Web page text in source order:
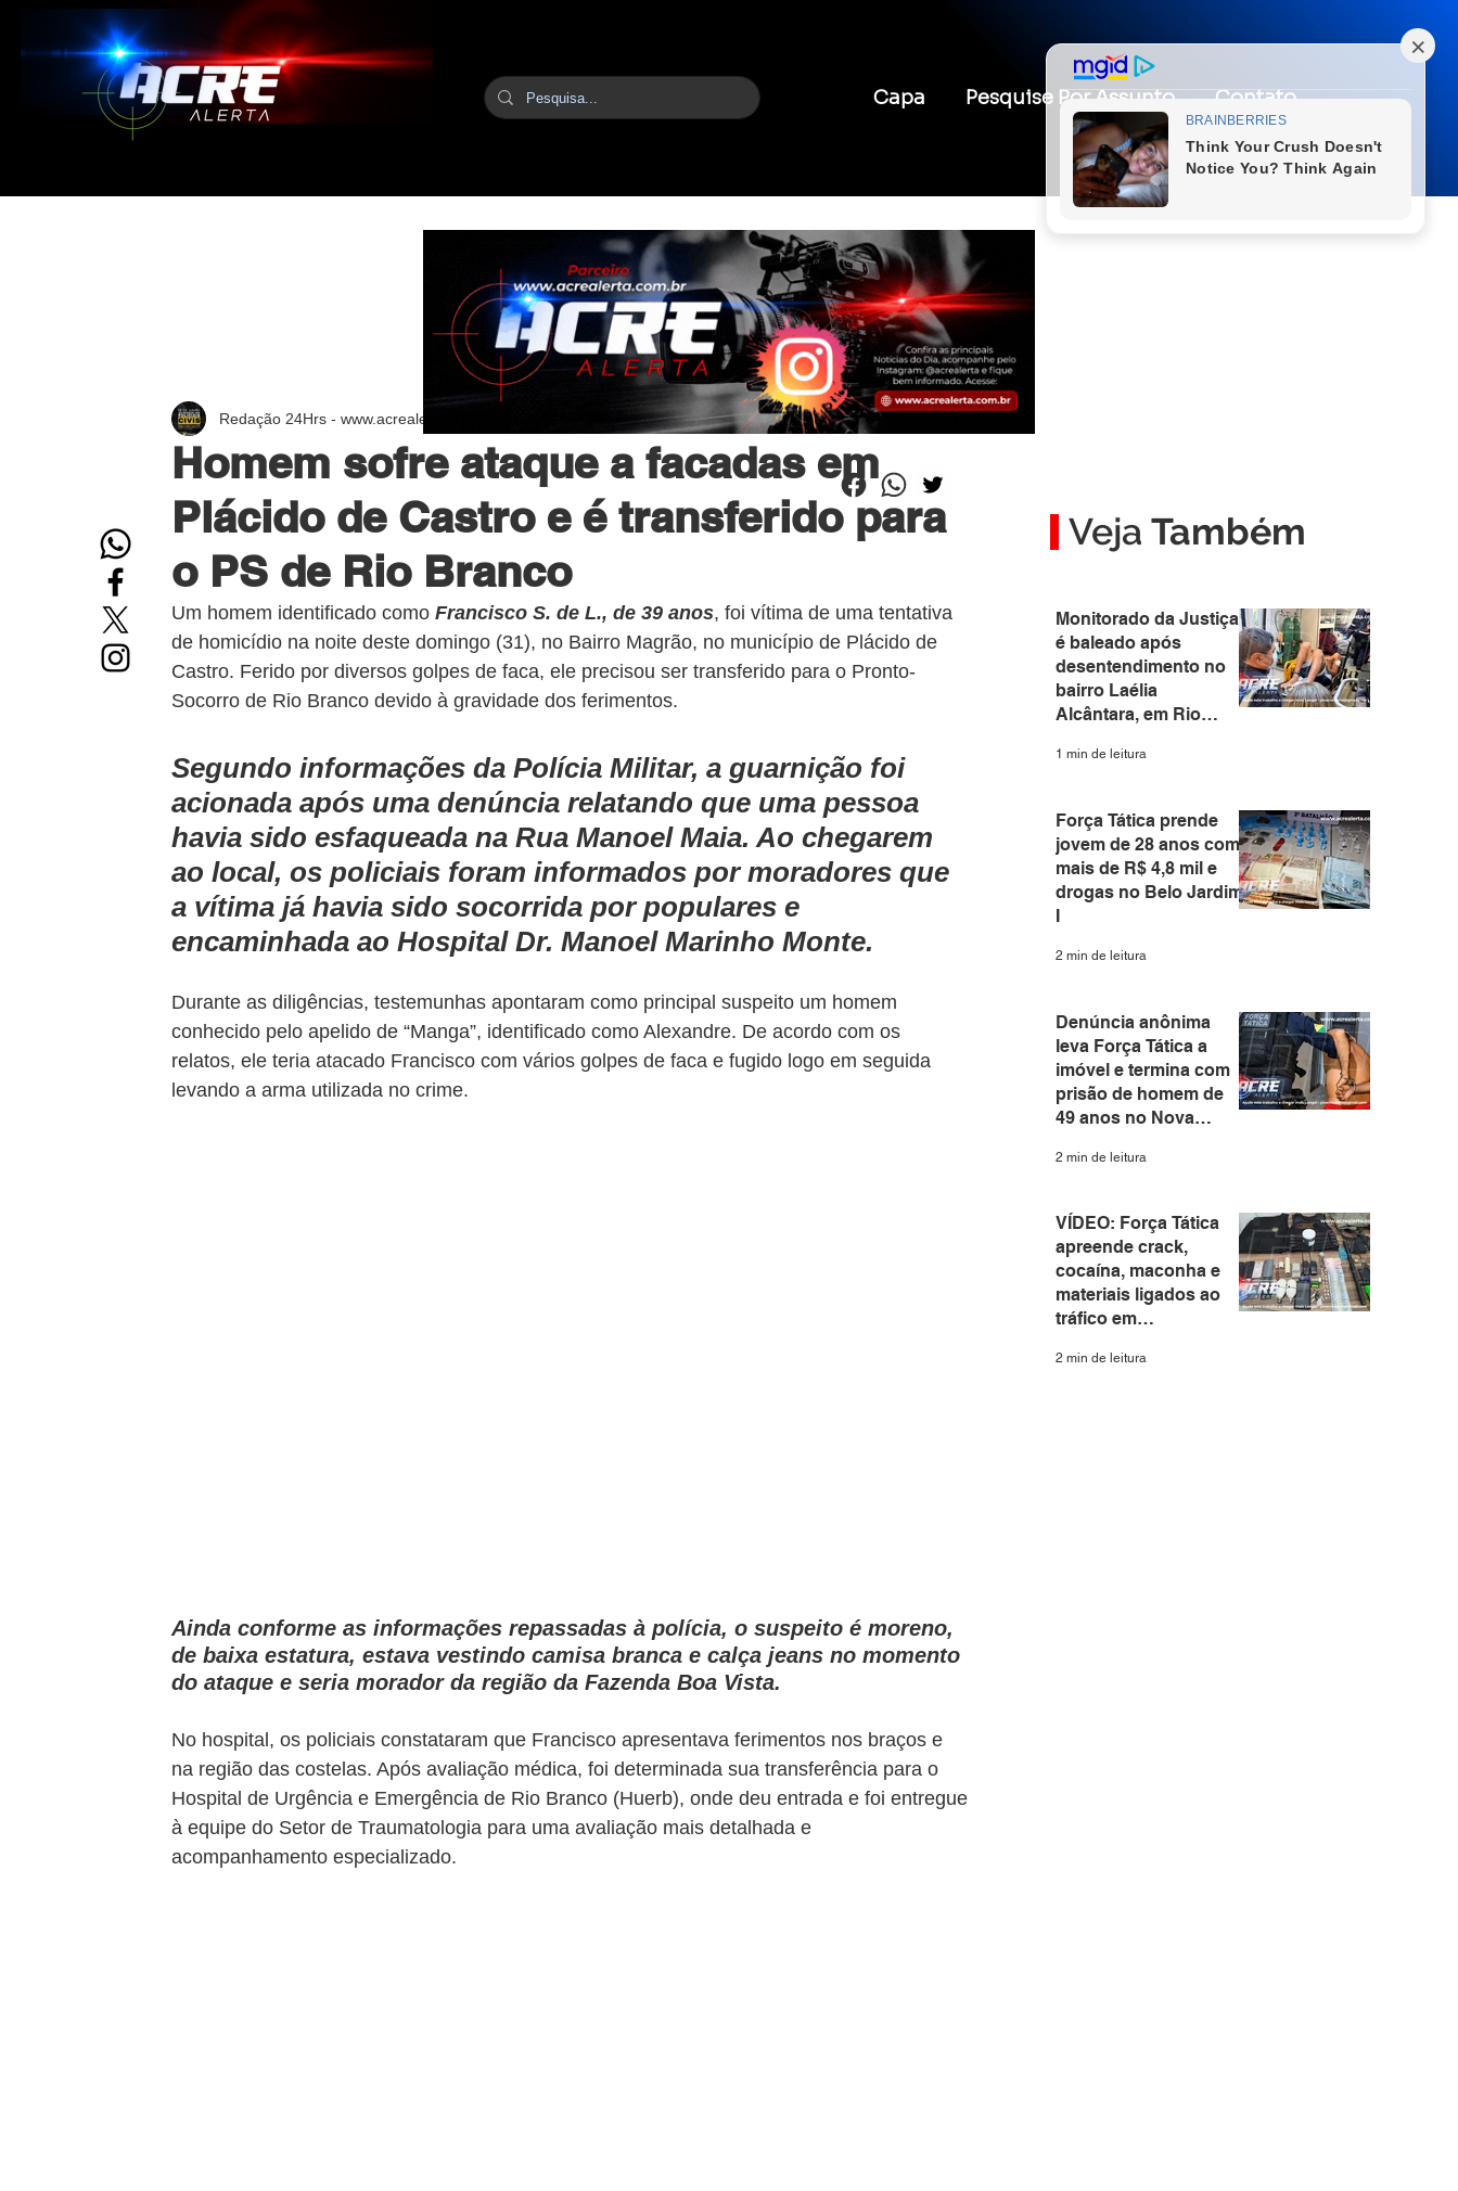
Capa Pesquise Por Assunto Contato
Homem sofre ataque a facadas em
Plácido de Castro e é transferido para
o PS de Rio Branco
Redação 24Hrs - www.acrealerta.com.br 1 de jun. 2 min de leitura
Um homem identificado como Francisco S. de L., de 39 anos, foi vítima de uma tentativa
de homicídio na noite deste domingo (31), no Bairro Magrão, no município de Plácido de
Castro. Ferido por diversos golpes de faca, ele precisou ser transferido para o Pronto-
Socorro de Rio Branco devido à gravidade dos ferimentos.
Segundo informações da Polícia Militar, a guarnição foi
acionada após uma denúncia relatando que uma pessoa
havia sido esfaqueada na Rua Manoel Maia. Ao chegarem
ao local, os policiais foram informados por moradores que
a vítima já havia sido socorrida por populares e
encaminhada ao Hospital Dr. Manoel Marinho Monte.
Durante as diligências, testemunhas apontaram como principal suspeito um homem
conhecido pelo apelido de “Manga”, identificado como Alexandre. De acordo com os
relatos, ele teria atacado Francisco com vários golpes de faca e fugido logo em seguida
levando a arma utilizada no crime.
Ainda conforme as informações repassadas à polícia, o suspeito é moreno,
de baixa estatura, estava vestindo camisa branca e calça jeans no momento
do ataque e seria morador da região da Fazenda Boa Vista.
No hospital, os policiais constataram que Francisco apresentava ferimentos nos braços e
na região das costelas. Após avaliação médica, foi determinada sua transferência para o
Hospital de Urgência e Emergência de Rio Branco (Huerb), onde deu entrada e foi entregue
à equipe do Setor de Traumatologia para uma avaliação mais detalhada e
acompanhamento especializado.
Monitorado da Justiça
é baleado após
desentendimento no
bairro Laélia
Alcântara, em Rio
1 min de leitura
Força Tática prende
jovem de 28 anos com
mais de R$ 4,8 mil e
drogas no Belo Jardim
I
2 min de leitura
Denúncia anônima
leva Força Tática a
imóvel e termina com
prisão de homem de
49 anos no Nova
2 min de leitura
VÍDEO: Força Tática
apreende crack,
cocaína, maconha e
materiais ligados ao
tráfico em
Helena
2 min de leitura
Veja Também